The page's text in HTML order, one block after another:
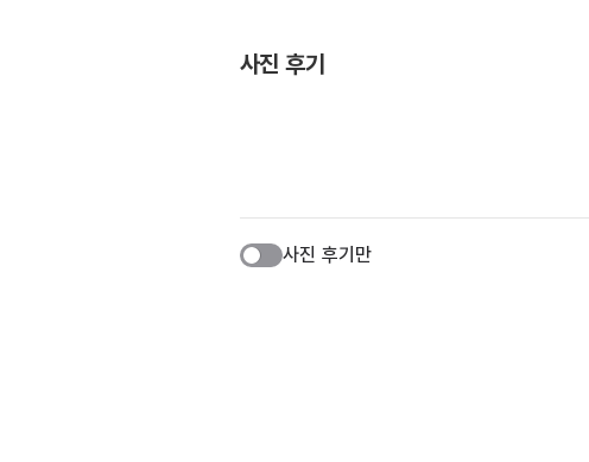
사진 후기
사진 후기만